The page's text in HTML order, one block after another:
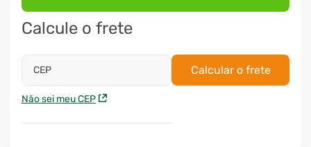
Calcule o frete
CEP
Não sei meu CEP
Calcular o frete